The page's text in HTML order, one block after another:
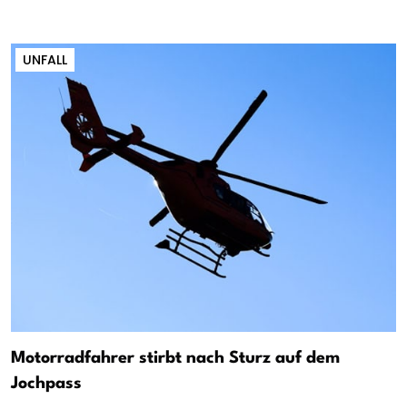
UNFALL
Motorradfahrer stirbt nach Sturz auf dem
Jochpass